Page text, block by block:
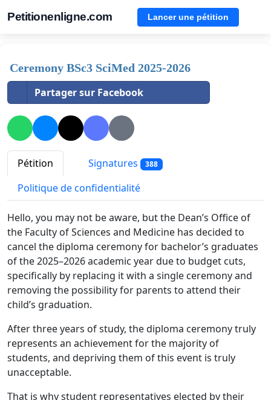
Petitionenligne.com Lancer une pétition
Ceremony BSc3 SciMed 2025-2026
Partager sur Facebook
Pétition Signatures 388
Politique de confidentialité
Hello, you may not be aware, but the Dean’s Office of
the Faculty of Sciences and Medicine has decided to
cancel the diploma ceremony for bachelor’s graduates
of the 2025–2026 academic year due to budget cuts,
specifically by replacing it with a single ceremony and
removing the possibility for parents to attend their
child’s graduation.
After three years of study, the diploma ceremony truly
represents an achievement for the majority of
students, and depriving them of this event is truly
unacceptable.
That is why student representatives elected by their